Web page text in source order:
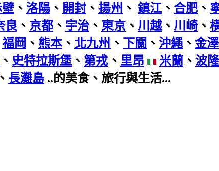
、 洛陽 、 開封 、 揚州 、 鎮江 、 合肥 、
良 、 京都 、 宇治 、 東京 、 川越 、 川崎 、
福岡 、 熊本、 北九州 、 下關 、 沖繩 、 金澤
、 史特拉斯堡 、 第戎 、 里昂 米蘭 、 波
、 長灘島 ..的美食、旅行與生活...